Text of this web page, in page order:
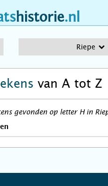
Riepe
van A tot Z
gevonden op letter H in